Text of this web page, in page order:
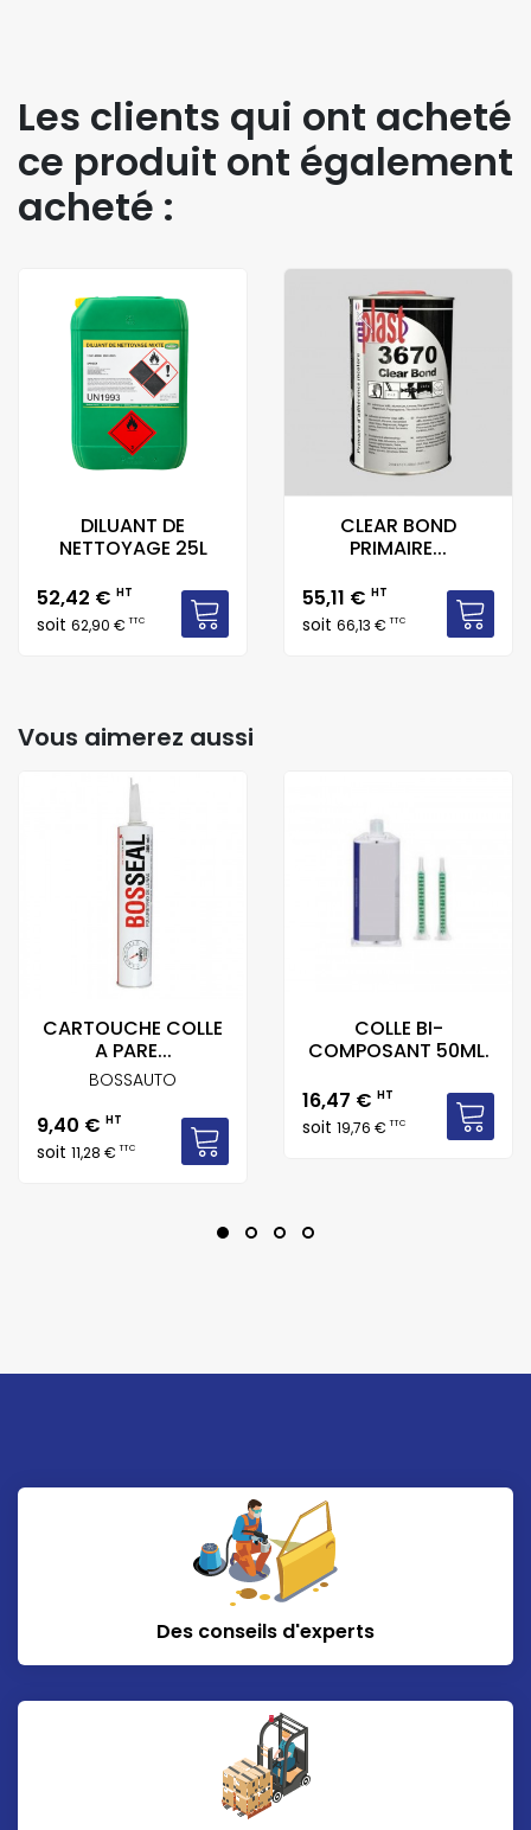
Les clients qui ont acheté
ce produit ont également
acheté :
DILUANT DE
NETTOYAGE 25L
Prix
52,42 € HT
soit 62,90 €TTC
CLEAR BOND
PRIMAIRE...
Prix
55,11 € HT
soit 66,13 €TTC
Vous aimerez aussi
CARTOUCHE COLLE
A PARE...
BOSSAUTO
Prix
9,40 € HT
soit 11,28 €TTC
COLLE BI-
COMPOSANT 50ML.
Prix
16,47 € HT
soit 19,76 €TTC
Des conseils d'experts